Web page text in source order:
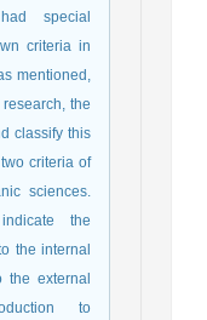
special
criteria in
mentioned,
the
classify this
criteria of
sciences.
the
the internal
the external
to